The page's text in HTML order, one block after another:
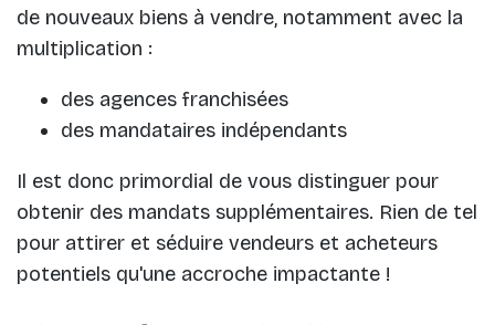
de nouveaux biens à vendre, notamment avec la
multiplication :
des agences franchisées
des mandataires indépendants
Il est donc primordial de vous distinguer pour
obtenir des mandats supplémentaires. Rien de tel
pour attirer et séduire vendeurs et acheteurs
potentiels qu'une accroche impactante !